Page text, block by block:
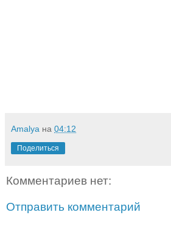
Amalya на 04:12
Поделиться
Комментариев нет:
Отправить комментарий